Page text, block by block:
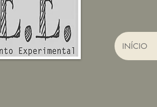
INÍCIO